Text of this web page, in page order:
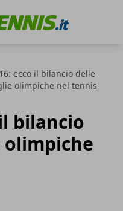
ecco il bilancio delle
olimpiche nel tennis
bilancio